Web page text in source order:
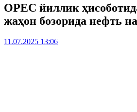
OPEC йиллик
жаҳон бозорида нефть
11.07.2025 13:06